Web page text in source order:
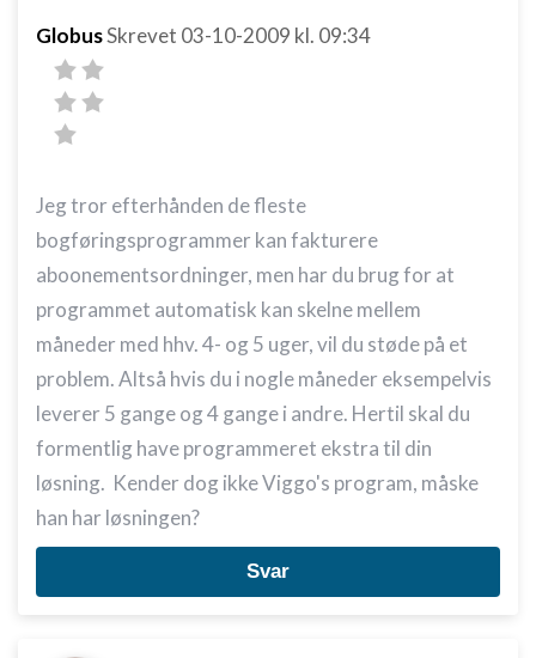
GlobusSkrevet 03-10-2009 kl. 09:34
Jeg tror efterhånden de fleste
bogføringsprogrammer kan fakturere
aboonementsordninger, men har du brug for at
programmet automatisk kan skelne mellem
måneder med hhv. 4- og 5 uger, vil du støde på et
problem. Altså hvis du i nogle måneder eksempelvis
leverer 5 gange og 4 gange i andre. Hertil skal du
formentlig have programmeret ekstra til din
løsning. Kender dog ikke Viggo's program, måske
han har løsningen?
Svar